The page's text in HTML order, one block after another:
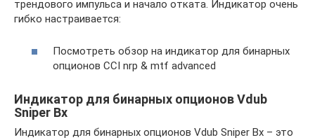
трендового импульса и начало отката. Индикатор очень
гибко настраивается:
Посмотреть обзор на индикатор для бинарных
опционов CCI nrp & mtf advanced
Индикатор для бинарных опционов Vdub
Sniper Bx
Индикатор для бинарных опционов Vdub Sniper Bx – это